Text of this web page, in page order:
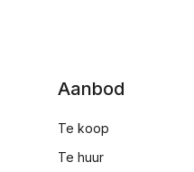
Aanbod
Te koop
Te huur